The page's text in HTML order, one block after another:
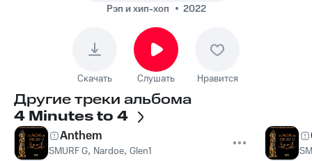
Рэп и хип-хоп
2022
Скачать Слушать Нравится
Другие треки альбома
4 Minutes to 4
Anthem
SMURF G, Nardoe, Glen1